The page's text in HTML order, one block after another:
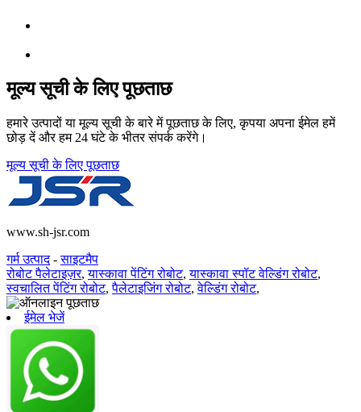
मूल्य सूची के लिए पूछताछ
हमारे उत्पादों या मूल्य सूची के बारे में पूछताछ के लिए, कृपया अपना ईमेल हमें
छोड़ दें और हम 24 घंटे के भीतर संपर्क करेंगे।
मूल्य सूची के लिए पूछताछ
www.sh-jsr.com
गर्म उत्पाद-साइटमैप
रोबोट पैलेटाइज़र,यास्कावा पेंटिंग रोबोट,यास्कावा स्पॉट वेल्डिंग रोबोट,
स्वचालित पेंटिंग रोबोट,पैलेटाइजिंग रोबोट,वेल्डिंग रोबोट,
ईमेल भेजें